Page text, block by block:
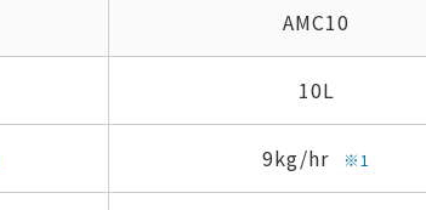
AMC10
10L
9kg/hr ※1